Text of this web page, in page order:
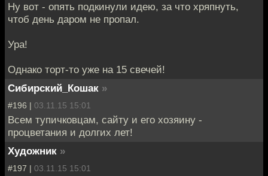
Ну вот - опять подкинули идею, за что хряпнуть,
чтоб день даром не пропал.
Ура!
Однако торт-то уже на 15 свечей!
Сибирский_Кошак »
#196 | 03.11.15 15:01
Всем тупичковцам, сайту и его хозяину -
процветания и долгих лет!
Художник »
#197 | 03.11.15 15:01